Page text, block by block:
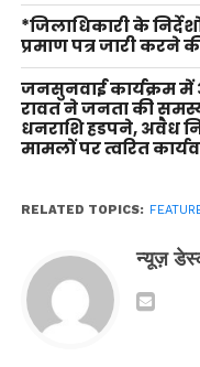
*जिलाधिकारी के
प्रमाण पत्र जारी करने
जनसुनवाई कार्यक्रम
रावत ने जनता की
धनराशि हडपने, अवैध
मामलों पर त्वरित
RELATED TOPICS:
न्यूज़